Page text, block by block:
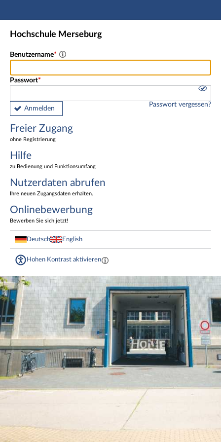
Hauptnavigation
Freier Zugang
Nutzerdaten abrufen
Fußzeile
Hochschule Merseburg
Benutzername
Passwort
Anmelden
Passwort vergessen?
Freier Zugang
ohne Registrierung
Hilfe
zu Bedienung und Funktionsumfang
Nutzerdaten abrufen
Ihre neuen Zugangsdaten erhalten.
Onlinebewerbung
Bewerben Sie sich jetzt!
Deutsch English
Hohen Kontrast aktivieren